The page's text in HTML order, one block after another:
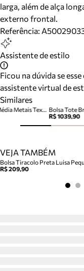
larga, além de alça
externo frontal.
Referência:
Assistente de estilo
Ficou na dúvida se
assistente virtual de
Similares
Bolsa Tote
R$ 1039,90
Bolsa Tote Off-White Couro Média Metais Textura
VEJA TAMBÉM
Bolsa Tiracolo Preta Luisa
R$ 209,90